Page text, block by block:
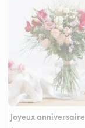
Joyeux anniversaire